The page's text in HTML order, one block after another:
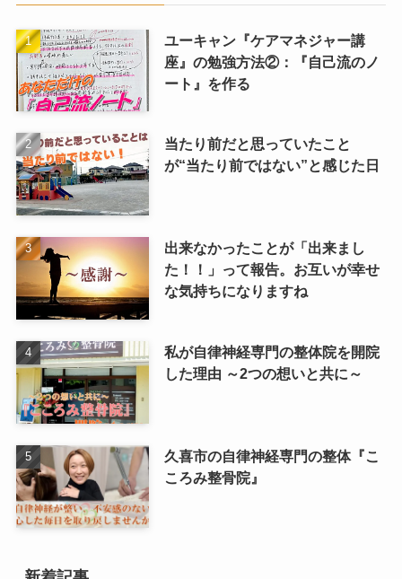
ユーキャン『ケアマネジャー講
座』の勉強方法②：『自己流のノ
ート』を作る
当たり前だと思っていたこと
が“当たり前ではない”と感じた日
出来なかったことが「出来まし
た！！」って報告。お互いが幸せ
な気持ちになりますね
私が自律神経専門の整体院を開院
した理由 ～2つの想いと共に～
久喜市の自律神経専門の整体『こ
ころみ整骨院』